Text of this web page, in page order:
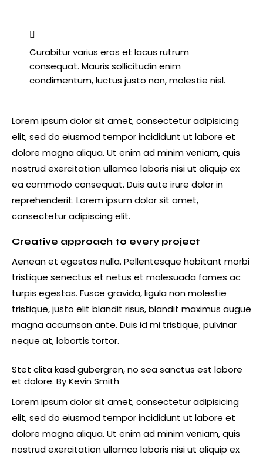
Curabitur varius eros et lacus rutrum
consequat. Mauris sollicitudin enim
condimentum, luctus justo non, molestie nisl.
Lorem ipsum dolor sit amet, consectetur adipisicing
elit, sed do eiusmod tempor incididunt ut labore et
dolore magna aliqua. Ut enim ad minim veniam, quis
nostrud exercitation ullamco laboris nisi ut aliquip ex
ea commodo consequat. Duis aute irure dolor in
reprehenderit. Lorem ipsum dolor sit amet,
consectetur adipiscing elit.
Creative approach to every project
Aenean et egestas nulla. Pellentesque habitant morbi
tristique senectus et netus et malesuada fames ac
turpis egestas. Fusce gravida, ligula non molestie
tristique, justo elit blandit risus, blandit maximus augue
magna accumsan ante. Duis id mi tristique, pulvinar
neque at, lobortis tortor.
Stet clita kasd gubergren, no sea sanctus est labore
et dolore. ByKevin Smith
Lorem ipsum dolor sit amet, consectetur adipisicing
elit, sed do eiusmod tempor incididunt ut labore et
dolore magna aliqua. Ut enim ad minim veniam, quis
nostrud exercitation ullamco laboris nisi ut aliquip ex